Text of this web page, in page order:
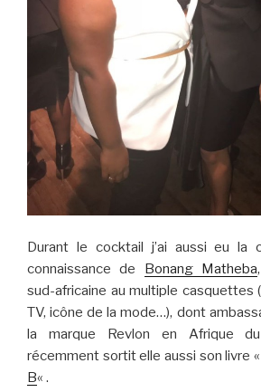
Durant le cocktail j’ai aussi eu la
connaissance de Bonang Matheba
sud-africaine au multiple casquettes
TV, icône de la mode…), dont
la marque Revlon en Afrique
récemment sortit elle aussi son livre «
B« .